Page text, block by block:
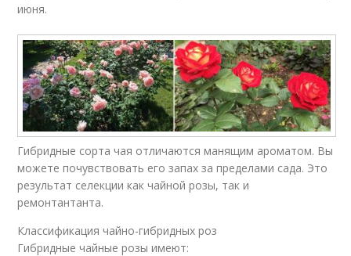
июня.
Гибридные сорта чая отличаются манящим ароматом. Вы
можете почувствовать его запах за пределами сада. Это
результат селекции как чайной розы, так и
ремонтантанта.
Классификация чайно-гибридных роз
Гибридные чайные розы имеют: